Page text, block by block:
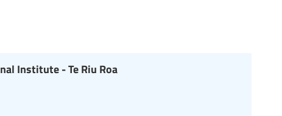
Institute - Te Riu Roa